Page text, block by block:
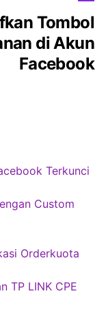
Tombol
di Akun
Facebook
Terkunci
Custom
Orderkuota
TP LINK CPE